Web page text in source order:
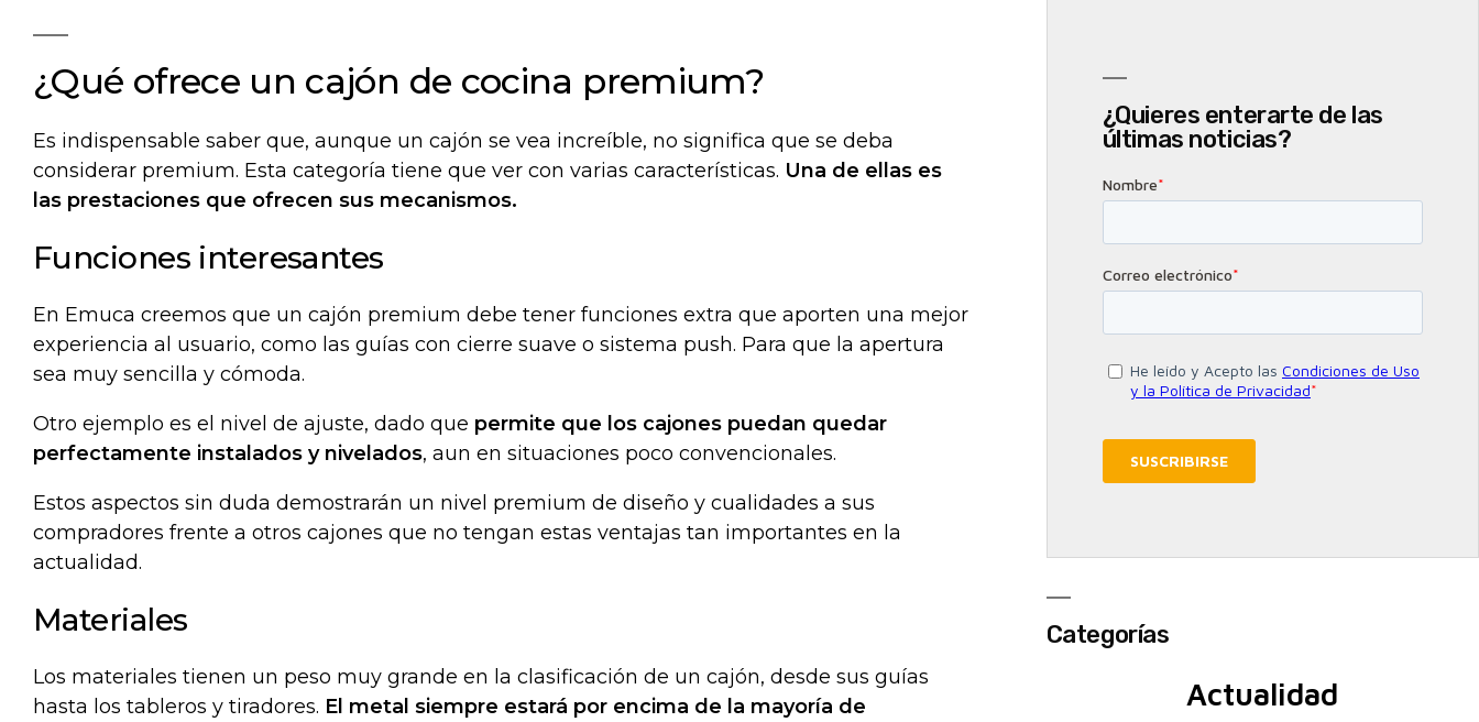
¿Qué ofrece un cajón de cocina premium?
Es indispensable saber que, aunque un cajón se vea increíble, no significa que se deba
considerar premium. Esta categoría tiene que ver con varias características. Una de ellas es
las prestaciones que ofrecen sus mecanismos.
Funciones interesantes
En Emuca creemos que un cajón premium debe tener funciones extra que aporten una mejor
experiencia al usuario, como las guías con cierre suave o sistema push. Para que la apertura
sea muy sencilla y cómoda.
Otro ejemplo es el nivel de ajuste, dado que permite que los cajones puedan quedar
perfectamente instalados y nivelados, aun en situaciones poco convencionales.
Estos aspectos sin duda demostrarán un nivel premium de diseño y cualidades a sus
compradores frente a otros cajones que no tengan estas ventajas tan importantes en la
actualidad.
Materiales
Los materiales tienen un peso muy grande en la clasificación de un cajón, desde sus guías
hasta los tableros y tiradores. El metal siempre estará por encima de la mayoría de
¿Quieres enterarte de las
últimas noticias?
Categorías
Actualidad